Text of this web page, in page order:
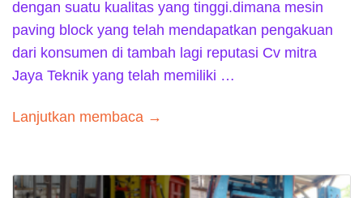
dengan suatu kualitas yang tinggi.dimana mesin
paving block yang telah mendapatkan pengakuan
dari konsumen di tambah lagi reputasi Cv mitra
Jaya Teknik yang telah memiliki …
Lanjutkan membaca →